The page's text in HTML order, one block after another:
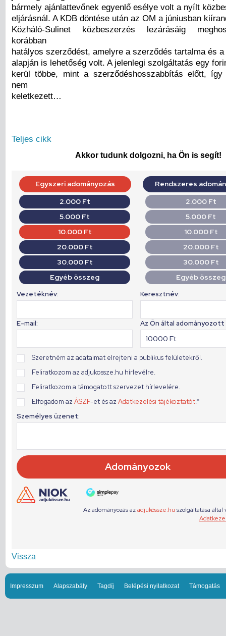
bármely ajánlattevőnek egyenlő esélye volt a nyílt
eljárásnál. A KDB döntése után az OM a júniusban
Közháló-Sulinet közbeszerzés lezárásáig
korábban
hatályos szerződést, amelyre a szerződés tartalma és
alapján is lehetőség volt. A jelenlegi szolgáltatás egy
kerül többe, mint a szerződéshosszabbítás előtt,
nem
keletkezett…
Teljes cikk
Akkor tudunk dolgozni, ha Ön is segít!
Vissza
Impresszum Alapszabály Tagdíj Belépési nyilatkozat Támogatás